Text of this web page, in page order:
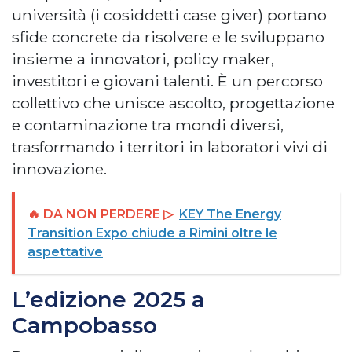
università (i cosiddetti case giver) portano
sfide concrete da risolvere e le sviluppano
insieme a innovatori, policy maker,
investitori e giovani talenti. È un percorso
collettivo che unisce ascolto, progettazione
e contaminazione tra mondi diversi,
trasformando i territori in laboratori vivi di
innovazione.
🔥 DA NON PERDERE ▷ KEY The Energy
Transition Expo chiude a Rimini oltre le
aspettative
L’edizione 2025 a
Campobasso